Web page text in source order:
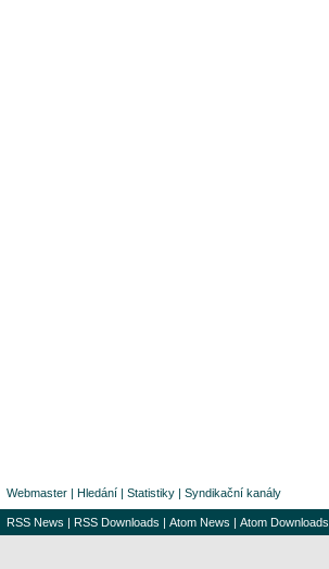
Webmaster | Hledání | Statistiky | Syndikační kanály
RSS News | RSS Downloads | Atom News | Atom Downloads